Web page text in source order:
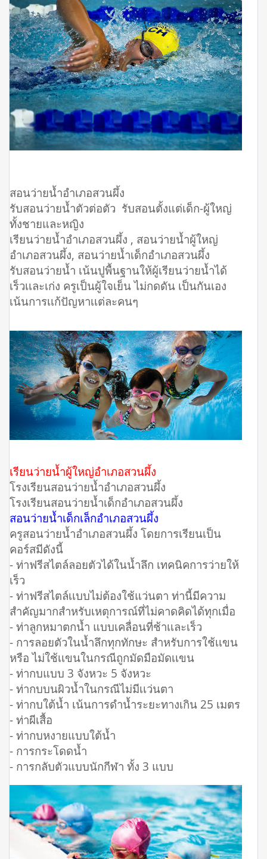
สอนว่ายน้ำอำเภอสวนผึ้ง
รับสอนว่ายน้ำตัวต่อตัว รับสอนตั้งแต่เด็ก-ผู้ใหญ่
ทั้งชายและหญิง
เรียนว่ายน้ำอำเภอสวนผึ้ง , สอนว่ายน้ำผู้ใหญ่
อำเภอสวนผึ้ง, สอนว่ายน้ำเด็กอำเภอสวนผึ้ง
รับสอนว่ายน้ำ เน้นปูพื้นฐานให้ผู้เรียนว่ายน้ำได้
เร็วเเละเก่ง ครูเป็นผู้ใจเย็น ไม่กดดัน เป็นกันเอง
เน้นการเเก้ปัญหาเเต่ละคนๆ
เรียนว่ายน้ำผู้ใหญ่อำเภอสวนผึ้ง
โรงเรียนสอนว่ายน้ำอำเภอสวนผึ้ง
โรงเรียนสอนว่ายน้ำเด็กอำเภอสวนผึ้ง
สอนว่ายน้ำเด็กเล็กอำเภอสวนผึ้ง
ครูสอนว่ายน้ำอำเภอสวนผึ้ง โดยการเรียนเป็น
คอร์สมีดังนี้
- ท่าฟรีสไตล์ลอยตัวได้ในน้ำลึก เทคนิคการว่ายให้
เร็ว
- ท่าฟรีสไตล์เเบบไม่ต้องใช้แว่นตา ท่านี้มีความ
สำคัญมากสำหรับเหตุการณ์ที่ไม่คาดคิดได้ทุกเมื่อ
- ท่าลูกหมาตกน้ำ แบบเคลื่อนที่ช้าเเละเร็ว
- การลอยตัวในน้ำลึกทุกทักษะ สำหรับการใช้เเขน
หรือ ไม่ใช้เเขนในกรณีถูกมัดมือมัดเเขน
- ท่ากบแบบ 3 จังหวะ 5 จังหวะ
- ท่ากบบนผิวน้ำในกรณีไม่มีเเว่นตา
- ท่ากบใต้น้ำ เน้นการดำน้ำระยะทางเกิน 25 เมตร
- ท่าผีเสื้อ
- ท่ากบหงายแบบใต้น้ำ
- การกระโดดน้ำ
- การกลับตัวแบบนักกีฬา ทั้ง 3 แบบ